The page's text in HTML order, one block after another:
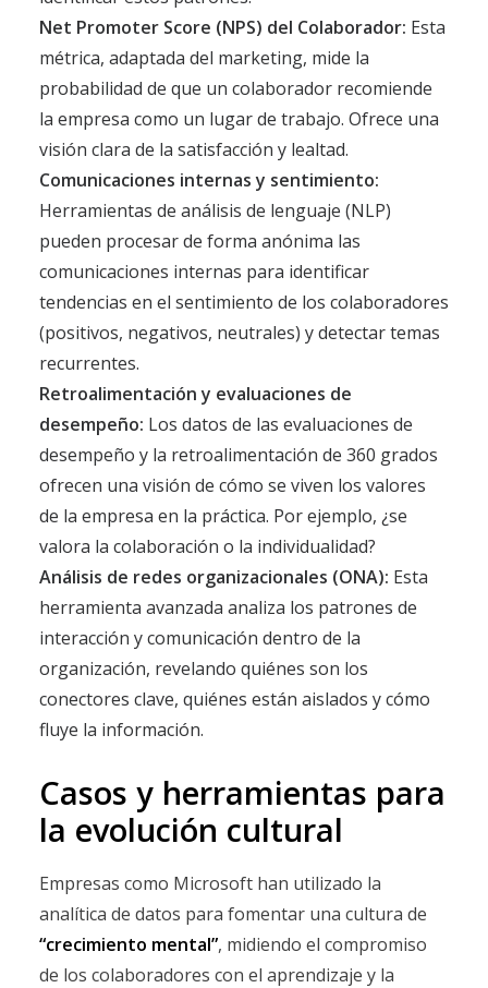
Net Promoter Score (NPS) del Colaborador: Esta
métrica, adaptada del marketing, mide la
probabilidad de que un colaborador recomiende
la empresa como un lugar de trabajo. Ofrece una
visión clara de la satisfacción y lealtad.
Comunicaciones internas y sentimiento:
Herramientas de análisis de lenguaje (NLP)
pueden procesar de forma anónima las
comunicaciones internas para identificar
tendencias en el sentimiento de los colaboradores
(positivos, negativos, neutrales) y detectar temas
recurrentes.
Retroalimentación y evaluaciones de
desempeño: Los datos de las evaluaciones de
desempeño y la retroalimentación de 360 grados
ofrecen una visión de cómo se viven los valores
de la empresa en la práctica. Por ejemplo, ¿se
valora la colaboración o la individualidad?
Análisis de redes organizacionales (ONA): Esta
herramienta avanzada analiza los patrones de
interacción y comunicación dentro de la
organización, revelando quiénes son los
conectores clave, quiénes están aislados y cómo
fluye la información.
Casos y herramientas para
la evolución cultural
Empresas como Microsoft han utilizado la
analítica de datos para fomentar una cultura de
“crecimiento mental”, midiendo el compromiso
de los colaboradores con el aprendizaje y la